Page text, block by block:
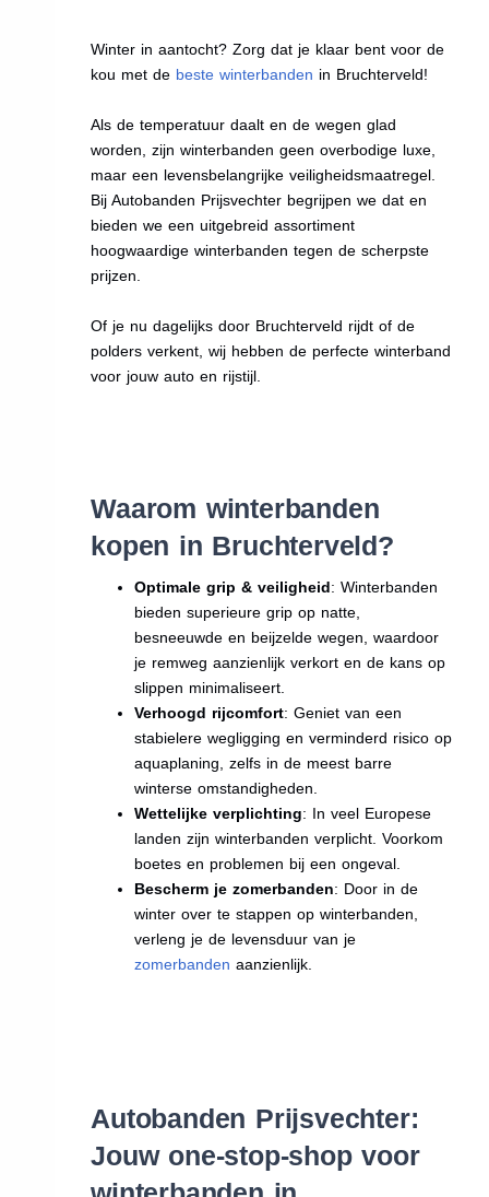
Winter in aantocht? Zorg dat je klaar bent voor de
kou met de beste winterbanden in Bruchterveld!
Als de temperatuur daalt en de wegen glad
worden, zijn winterbanden geen overbodige luxe,
maar een levensbelangrijke veiligheidsmaatregel.
Bij Autobanden Prijsvechter begrijpen we dat en
bieden we een uitgebreid assortiment
hoogwaardige winterbanden tegen de scherpste
prijzen.
Of je nu dagelijks door Bruchterveld rijdt of de
polders verkent, wij hebben de perfecte winterband
voor jouw auto en rijstijl.
Waarom winterbanden
kopen in Bruchterveld?
Optimale grip & veiligheid: Winterbanden
bieden superieure grip op natte,
besneeuwde en beijzelde wegen, waardoor
je remweg aanzienlijk verkort en de kans op
slippen minimaliseert.
Verhoogd rijcomfort: Geniet van een
stabielere wegligging en verminderd risico op
aquaplaning, zelfs in de meest barre
winterse omstandigheden.
Wettelijke verplichting: In veel Europese
landen zijn winterbanden verplicht. Voorkom
boetes en problemen bij een ongeval.
Bescherm je zomerbanden: Door in de
winter over te stappen op winterbanden,
verleng je de levensduur van je
zomerbanden aanzienlijk.
Autobanden Prijsvechter:
Jouw one-stop-shop voor